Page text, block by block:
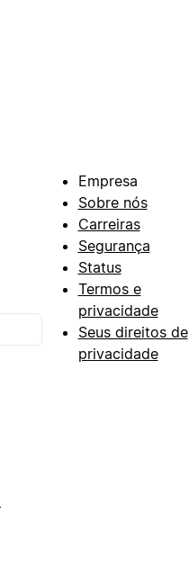
Empresa
Sobre nós
Carreiras
Segurança
Status
Termos e
privacidade
Seus direitos de
privacidade